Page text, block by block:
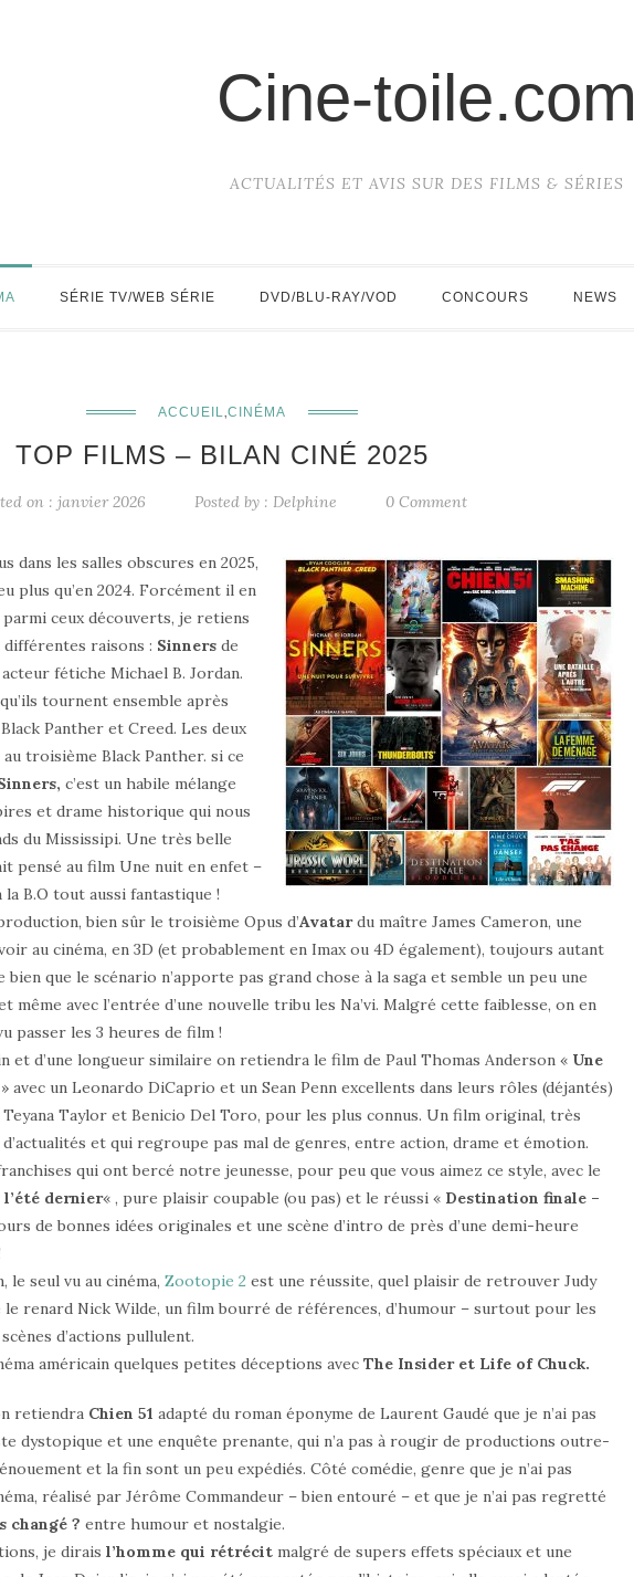
Cine-toile.com
ACTUALITÉS ET AVIS SUR DES FILMS & SÉRIES
SÉRIE TV/WEB SÉRIE DVD/BLU-RAY/VOD CONCOURS NEWS
ACCUEIL,CINÉMA
TOP FILMS – BILAN CINÉ 2025
on : janvier 2026 Posted by : Delphine 0 Comment
dans les salles obscures en 2025,
plus qu’en 2024. Forcément il en
parmi ceux découverts, je retiens
raisons : Sinners de
fétiche Michael B. Jordan.
tournent ensemble après
Panther et Creed. Les deux
troisième Black Panther. si ce
c’est un habile mélange
et drame historique qui nous
du Mississipi. Une très belle
pensé au film Une nuit en enfet –
B.O tout aussi fantastique !
bien sûr le troisième Opus d’Avatardu maître James Cameron, une
au cinéma, en 3D (et probablement en Imax ou 4D également), toujours autant
que le scénario n’apporte pas grand chose à la saga et semble un peu une
même avec l’entrée d’une nouvelle tribu les Na’vi. Malgré cette faiblesse, on en
passer les 3 heures de film !
et d’une longueur similaire on retiendra le film de Paul Thomas Anderson « Une
» avec un Leonardo DiCaprio et un Sean Penn excellents dans leurs rôles (déjantés)
Taylor et Benicio Del Toro, pour les plus connus. Un film original, très
et qui regroupe pas mal de genres, entre action, drame et émotion.
qui ont bercé notre jeunesse, pour peu que vous aimez ce style, avec le
dernier« , pure plaisir coupable (ou pas) et le réussi « Destination finale –
de bonnes idées originales et une scène d’intro de près d’une demi-heure
le seul vu au cinéma, Zootopie 2 est une réussite, quel plaisir de retrouver Judy
renard Nick Wilde, un film bourré de références, d’humour – surtout pour les
d’actions pullulent.
américain quelques petites déceptions avec The Insider et Life of Chuck.
retiendra Chien 51 adapté du roman éponyme de Laurent Gaudé que je n’ai pas
dystopique et une enquête prenante, qui n’a pas à rougir de productions outre-
et la fin sont un peu expédiés. Côté comédie, genre que je n’ai pas
réalisé par Jérôme Commandeur – bien entouré – et que je n’ai pas regretté
changé ? entre humour et nostalgie.
je dirais l’homme qui rétrécit malgré de supers effets spéciaux et une